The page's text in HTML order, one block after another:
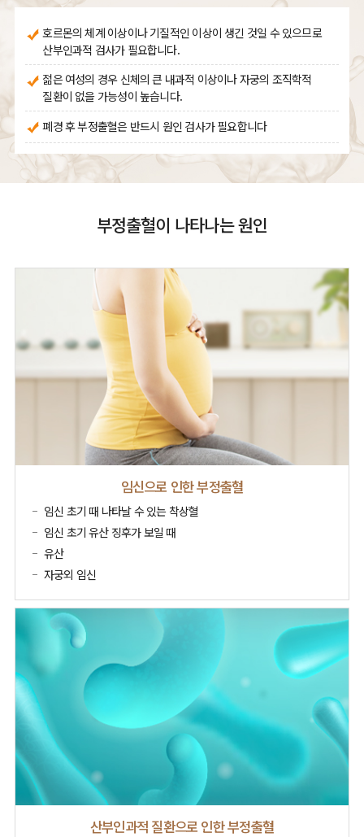
호르몬의 체계 이상이나 기질적인 이상이 생긴 것일 수 있으므로
산부인과적 검사가 필요합니다.
젊은 여성의 경우 신체의 큰 내과적 이상이나 자궁의 조직학적
질환이 없을 가능성이 높습니다.
폐경 후 부정출혈은 반드시 원인 검사가 필요합니다
부정출혈이 나타나는 원인
임신으로 인한 부정출혈
임신 초기 때 나타날 수 있는 착상혈
임신 초기 유산 징후가 보일 때
유산
자궁외 임신
산부인과적 질환으로 인한 부정출혈